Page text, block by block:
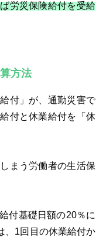
労災保険給付を受給
方法
付」が、通勤災害で
付と休業給付を「休
まう労働者の生活保
付基礎日額の20％に
、1回目の休業給付か